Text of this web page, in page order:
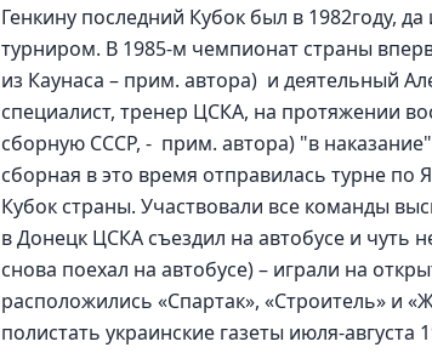
Генкину последний Кубок был в 1982году,
турниром. В 1985-м чемпионат страны
из Каунаса – прим. автора)  и деятельный
специалист, тренер ЦСКА, на протяжении
сборную СССР, -  прим. автора) "в
сборная в это время отправилась турне
Кубок страны. Участвовали все команды
в Донецк ЦСКА съездил на автобусе и
снова поехал на автобусе) – играли на
расположились «Спартак», «Строитель» и
полистать украинские газеты июля-